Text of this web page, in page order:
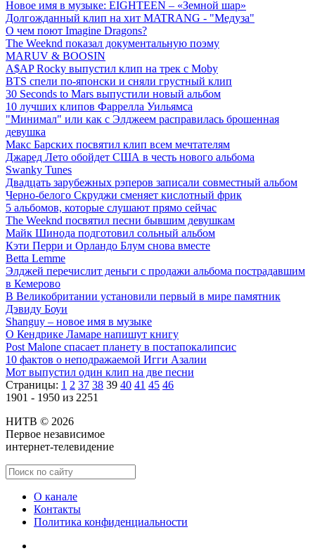
Новое имя в музыке: EIGHTEEN – «Земной шар»
Долгожданный клип на хит MATRANG - "Медуза"
О чем поют Imagine Dragons?
The Weeknd показал документальную поэму
MARUV & BOOSIN
A$AP Rocky выпустил клип на трек с Moby
BTS спели по-японски и сняли грустный клип
30 Seconds to Mars выпустили новый альбом
10 лучших клипов Фаррелла Уильямса
"Минимал" или как с Элджеем расправилась брошенная
девушка
Макс Барских посвятил клип всем мечтателям
Джаред Лето обойдет США в честь нового альбома
Swanky Tunes
Двадцать зарубежных рэперов записали совместный альбом
Черно-белого Скруджи сменяет кислотный фрик
5 альбомов, которые слушают прямо сейчас
The Weeknd посвятил песни бывшим девушкам
Майк Шинода подготовил сольный альбом
Кэти Перри и Орландо Блум снова вместе
Betta Lemme
Элджей перечислит деньги с продажи альбома пострадавшим
в Кемерово
В Великобритании установили первый в мире памятник
Дэвиду Боуи
Shanguy – новое имя в музыке
О Кендрике Ламаре напишут книгу
Post Malone спасает планету в постапокалипсис
10 фактов о неподражаемой Игги Азалии
Мот выпустил один клип на две песни
Страницы: 1 2 37 38 39 40 41 45 46
1901 - 1950 из 2251
НИТВ © 2026
Первое независимое
интернет-телевидение
О канале
Контакты
Политика конфиденциальности